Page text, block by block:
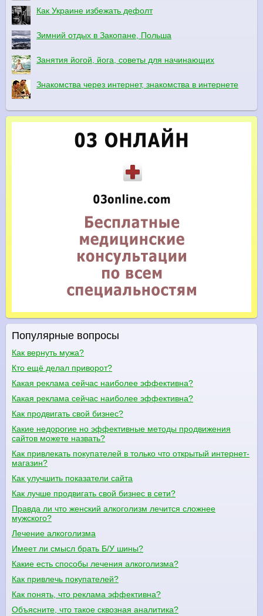
Как Украине избежать дефолт
Зимний отдых в Закопане, Польша
Занятия йогой, йога, советы для начинающих
Знакомства через интернет, знакомства в интернете
Популярные вопросы
Как вернуть мужа?
Кто ещё делал приворот?
Какая реклама сейчас наиболее эффективна?
Какая реклама сейчас наиболее эффективна?
Как продвигать свой бизнес?
Какие недорогие но эффективные методы продвижения
сайтов можете назвать?
Как привлекать покупателей в только что открытый интернет-
магазин?
Как улучшить показатели сайта
Как лучше продвигать свой бизнес в сети?
Правда ли что женский алкоголизм лечится сложнее
мужского?
Лечение алкоголизма
Имеет ли смысл брать Б/У шины?
Какие есть способы лечения алкоголизма?
Как привлечь покупателей?
Как понять, что реклама эффективна?
Объясните, что такое сквозная аналитика?